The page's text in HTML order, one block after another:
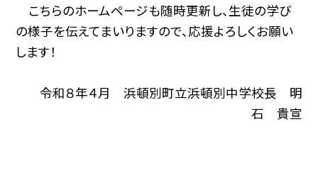
こちらのホームページも随時更新し、生徒の学び
の様子を伝えてまいりますので、応援よろしくお願い
します！
令和８年４月 浜頓別町立浜頓別中学校長 明
石 貴宣